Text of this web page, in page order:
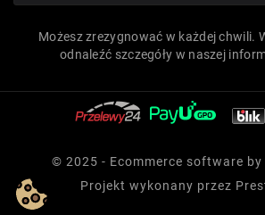
Możesz zrezygnować w każdej chwili.
odnaleźć szczegóły w naszej
© 2025 - Ecommerce software by
Projekt wykonany przez